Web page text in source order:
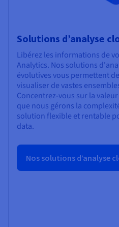
Solutions d’analyse
Libérez les informations de
Analytics. Nos solutions
évolutives vous permettent
visualiser de vastes
Concentrez-vous sur la
que nous gérons la
solution flexible et rentable
data.
Nos solutions d’analyse